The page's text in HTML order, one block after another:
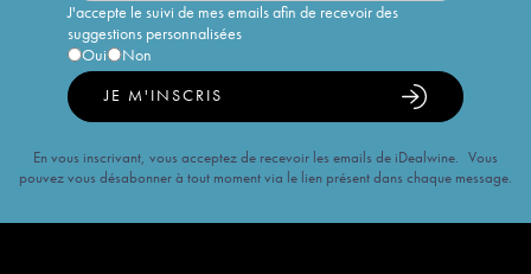
J'accepte le suivi de mes emails afin de recevoir des
suggestions personnalisées
Oui
Non
JE M'INSCRIS
En vous inscrivant, vous acceptez de recevoir les emails de iDealwine. Vous
pouvez vous désabonner à tout moment via le lien présent dans chaque message.